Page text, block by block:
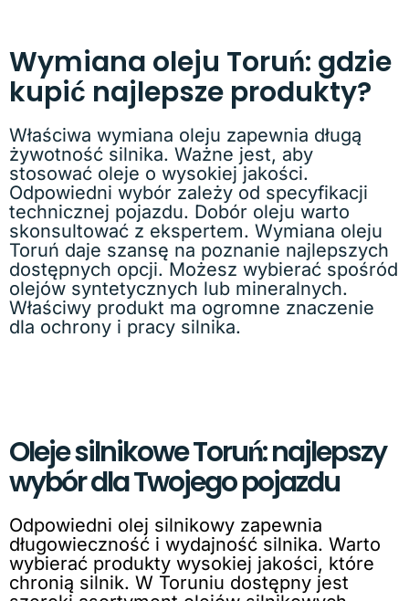
Wymiana oleju Toruń: gdzie
kupić najlepsze produkty?
Właściwa wymiana oleju zapewnia długą
żywotność silnika. Ważne jest, aby
stosować oleje o wysokiej jakości.
Odpowiedni wybór zależy od specyfikacji
technicznej pojazdu. Dobór oleju warto
skonsultować z ekspertem. Wymiana oleju
Toruń daje szansę na poznanie najlepszych
dostępnych opcji. Możesz wybierać spośród
olejów syntetycznych lub mineralnych.
Właściwy produkt ma ogromne znaczenie
dla ochrony i pracy silnika.
Oleje silnikowe Toruń: najlepszy
wybór dla Twojego pojazdu
Odpowiedni olej silnikowy zapewnia
długowieczność i wydajność silnika. Warto
wybierać produkty wysokiej jakości, które
chronią silnik. W Toruniu dostępny jest